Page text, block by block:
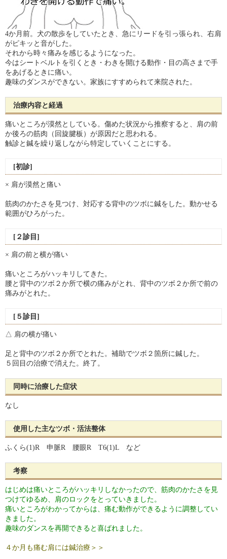
4か月前。犬の散歩をしていたとき、急にリードを引っ張られ、右肩
がピキッと音がした。
それから時々痛みを感じるようになった。
今はシートベルトを引くとき・わきを開ける動作・目の高さまで手
をあげるときに痛い。
趣味のダンスができない。家族にすすめられて来院された。
治療内容と経過
痛いところが漠然としている。傷めた状況から推察すると、肩の前
か後ろの筋肉（回旋腱板）が原因だと思われる。
触診と鍼を繰り返しながら特定していくことにする。
[初診]
× 肩が漠然と痛い
筋肉のかたさを見つけ、対応する背中のツボに鍼をした。動かせる
範囲がひろがった。
[２診目]
× 肩の前と横が痛い
痛いところがハッキリしてきた。
腰と背中のツボ２か所で横の痛みがとれ、背中のツボ２か所で前の
痛みがとれた。
[５診目]
△ 肩の横が痛い
足と背中のツボ２か所でとれた。補助でツボ２箇所に鍼した。
５回目の治療で消えた。終了。
同時に治療した症状
なし
使用した主なツボ・活法整体
ふくら(1)R 申脈R 腰眼R T6(1)L など
考察
はじめは痛いところがハッキリしなかったので、筋肉のかたさを見
つけてゆるめ、肩のロックをとっていきました。
痛いところがわかってからは、痛む動作ができるように調整してい
きました。
趣味のダンスを再開できると喜ばれました。
４か月も痛む肩には鍼治療＞＞